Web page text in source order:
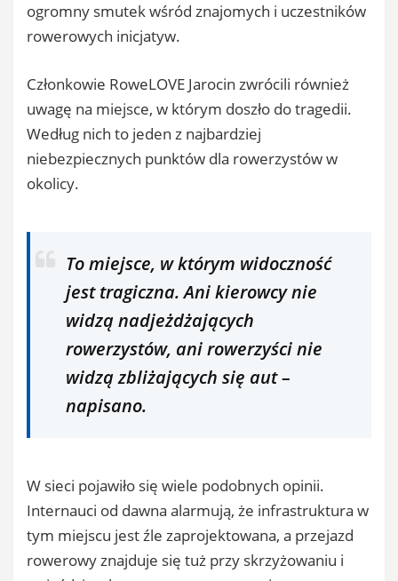
ogromny smutek wśród znajomych i uczestników
rowerowych inicjatyw.
Członkowie RoweLOVE Jarocin zwrócili również
uwagę na miejsce, w którym doszło do tragedii.
Według nich to jeden z najbardziej
niebezpiecznych punktów dla rowerzystów w
okolicy.
To miejsce, w którym widoczność
jest tragiczna. Ani kierowcy nie
widzą nadjeżdżających
rowerzystów, ani rowerzyści nie
widzą zbliżających się aut–
napisano.
W sieci pojawiło się wiele podobnych opinii.
Internauci od dawna alarmują, że infrastruktura w
tym miejscu jest źle zaprojektowana, a przejazd
rowerowy znajduje się tuż przy skrzyżowaniu i